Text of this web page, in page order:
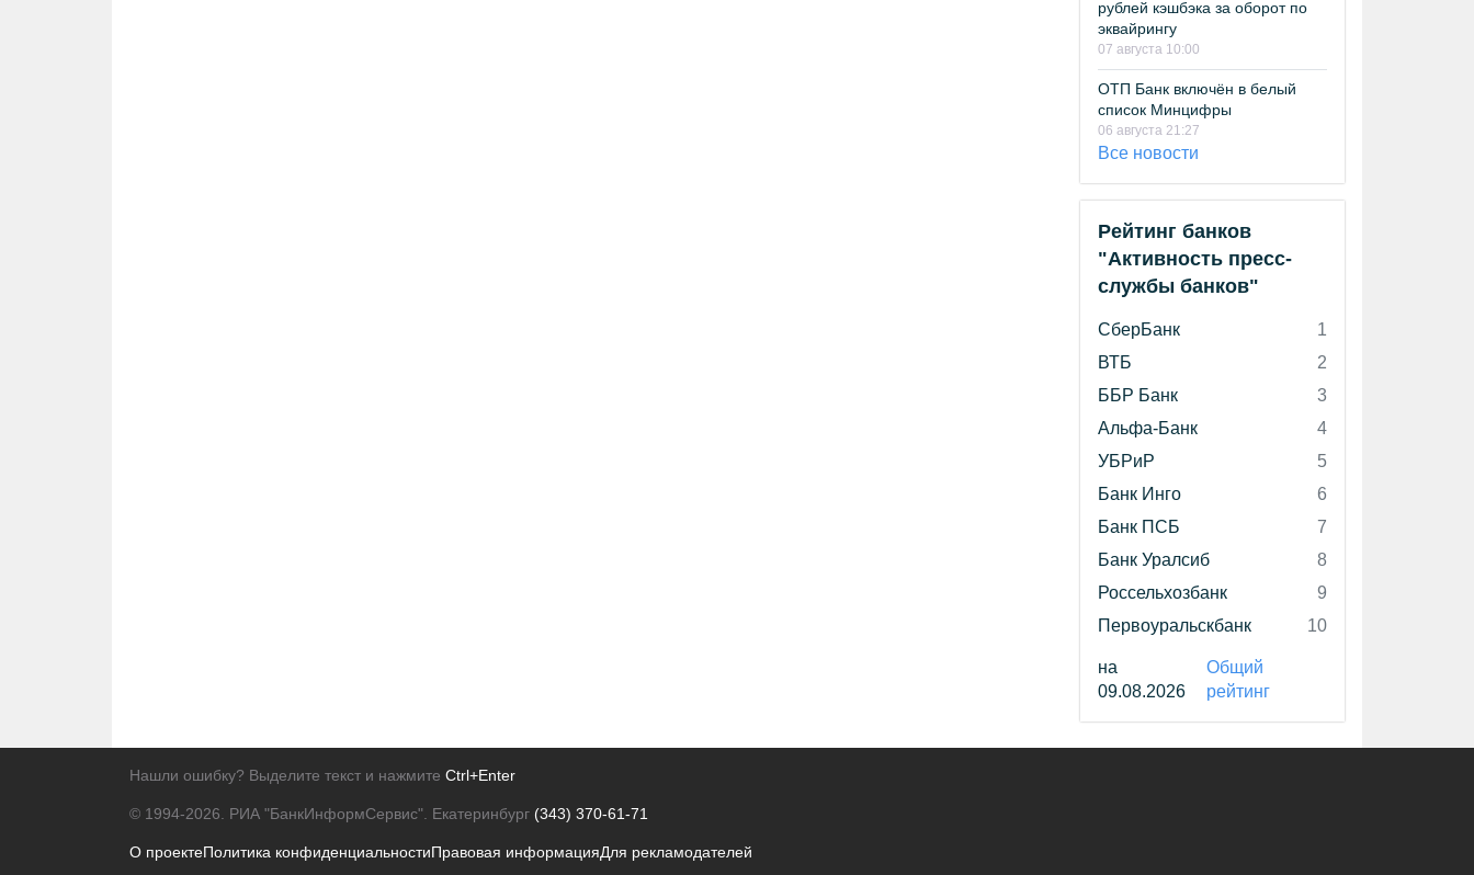
рублей кэшбэка за оборот по
эквайрингу
07 августа 10:00
ОТП Банк включён в белый
список Минцифры
06 августа 21:27
Все новости
Рейтинг банков
"Активность пресс-
службы банков"
СберБанк
1
ВТБ
2
ББР Банк
3
Альфа-Банк
4
УБРиР
5
Банк Инго
6
Банк ПСБ
7
Банк Уралсиб
8
Россельхозбанк
9
Первоуральскбанк
10
на
09.08.2026
Общий
рейтинг
Нашли ошибку? Выделите текст и нажмите Ctrl+Enter
© 1994-2026. РИА "БанкИнформСервис". Екатеринбург (343) 370-61-71
О проектеПолитика конфиденциальностиПравовая информацияДля рекламодателей